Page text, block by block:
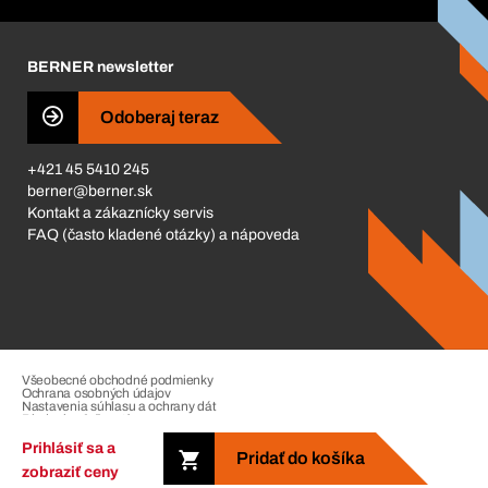
Prihlásiť sa a
zobraziť ceny
Pridať do košíka
Business Conduct
BERNER newsletter
Odoberaj teraz
+421 45 5410 245
berner@berner.sk
Kontakt a zákaznícky servis
FAQ (často kladené otázky) a nápoveda
Copyright © 2026. The Berner Group. All rights reserved.
Všeobecné obchodné podmienky
Ochrana osobných údajov
Nastavenia súhlasu a ochrany dát
Riadenie sťažností